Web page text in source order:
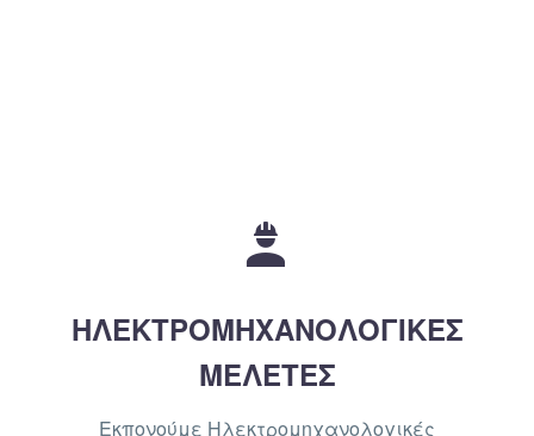


ΗΛΕΚΤΡΟΜΗΧΑΝΟΛΟΓΙΚΕΣ
ΜΕΛΕΤΕΣ
Εκπονούμε Ηλεκτρομηχανολογικές